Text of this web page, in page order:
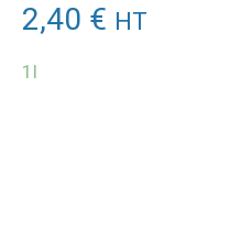
2,40 € HT
1l